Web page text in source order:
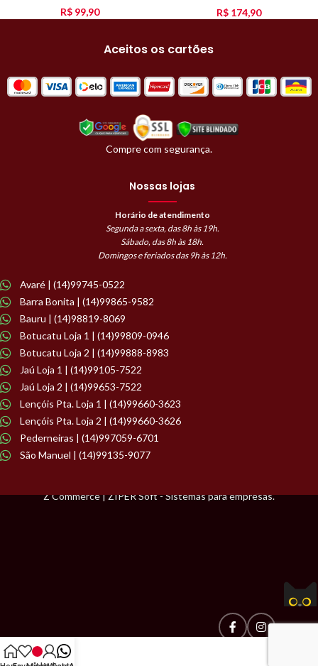
R$99,90 R$174,90
Aceitos os cartões
Compre com segurança.
Nossas lojas
Horário de atendimento
Segunda a sexta, das 8h às 19h.
Sábado, das 8h às 18h.
Domingos e feriados das 9h às 12h.
Avaré | (14)99745-0522
Barra Bonita | (14)99865-9582
Bauru | (14)98819-8069
Botucatu Loja 1 | (14)99809-0946
Botucatu Loja 2 | (14)99888-8983
Jaú Loja 1 | (14)99105-7522
Jaú Loja 2 | (14)99653-7522
Lençóis Pta. Loja 1 | (14)99660-3623
Lençóis Pta. Loja 2 | (14)99660-3626
Pederneiras | (14)997059-6701
São Manuel | (14)99135-9077
Z Commerce | ZIPER Soft - Sistemas para empresas.